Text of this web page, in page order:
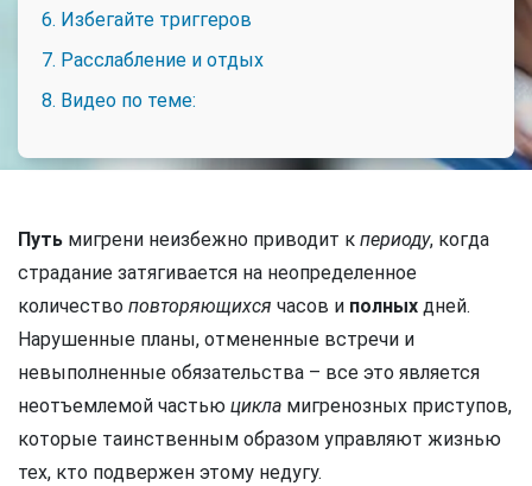
6. Избегайте триггеров
7. Расслабление и отдых
8. Видео по теме:
Путь мигрени неизбежно приводит к периоду, когда
страдание затягивается на неопределенное
количество повторяющихся часов и полных дней.
Нарушенные планы, отмененные встречи и
невыполненные обязательства – все это является
неотъемлемой частью цикла мигренозных приступов,
которые таинственным образом управляют жизнью
тех, кто подвержен этому недугу.